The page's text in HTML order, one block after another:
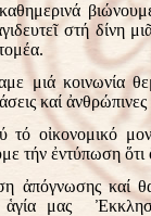
βιώνουμε
στή δίνη
μιά κοινωνία
καί
οἰκονομικό
τήν ἐντύπωση ὅτι
ἀπόγνωσης καί
μας